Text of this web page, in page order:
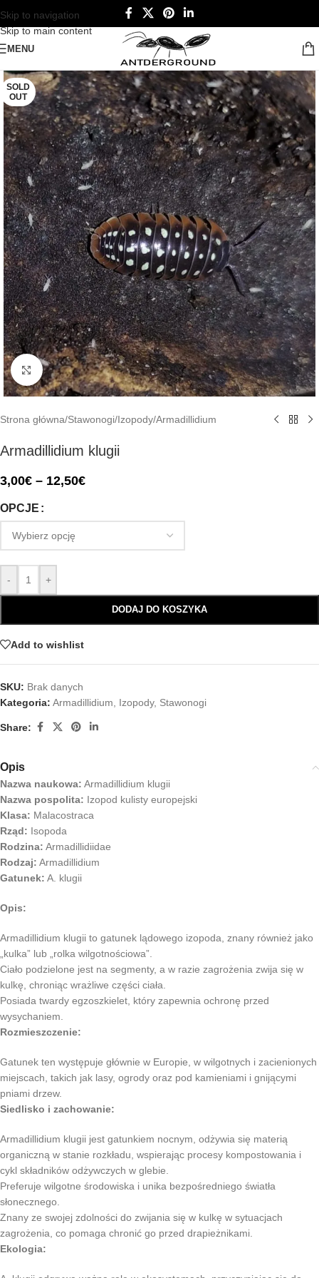
Skip to navigation
Skip to main content
MENU
SOLD
OUT
Click to enlarge
Strona główna/Stawonogi/Izopody/Armadillidium
Armadillidium klugii
3,00€ – 12,50€
OPCJE
- +
DODAJ DO KOSZYKA
Add to wishlist
SKU: Brak danych
Kategoria: Armadillidium Izopody, Stawonogi
Share:
Opis
Nazwa naukowa: Armadillidium klugii
Nazwa pospolita: Izopod kulisty europejski
Klasa: Malacostraca
Rząd: Isopoda
Rodzina: Armadillidiidae
Rodzaj: Armadillidium
Gatunek: A. klugii
Opis:
Armadillidium klugii to gatunek lądowego izopoda, znany również jako
„kulka” lub „rolka wilgotnościowa”.
Ciało podzielone jest na segmenty, a w razie zagrożenia zwija się w
kulkę, chroniąc wrażliwe części ciała.
Posiada twardy egzoszkielet, który zapewnia ochronę przed
wysychaniem.
Rozmieszczenie:
Gatunek ten występuje głównie w Europie, w wilgotnych i zacienionych
miejscach, takich jak lasy, ogrody oraz pod kamieniami i gnijącymi
pniami drzew.
Siedlisko i zachowanie:
Armadillidium klugii jest gatunkiem nocnym, odżywia się materią
organiczną w stanie rozkładu, wspierając procesy kompostowania i
cykl składników odżywczych w glebie.
Preferuje wilgotne środowiska i unika bezpośredniego światła
słonecznego.
Znany ze swojej zdolności do zwijania się w kulkę w sytuacjach
zagrożenia, co pomaga chronić go przed drapieżnikami.
Ekologia: